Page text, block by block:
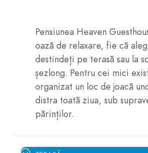
Pensiunea Heaven
oază de relaxare, fie că
destindeți pe terasă sau la
șezlong. Pentru cei mici
organizat un loc de joacă
distra toată ziua, sub
părinților.